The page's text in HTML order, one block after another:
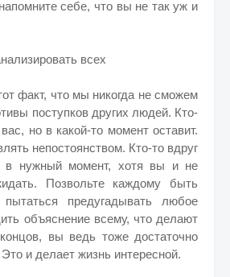
себе, что вы не так уж и
всех
факт, что мы никогда не сможем
поступков других людей. Кто-
но в какой-то момент оставит.
непостоянством. Кто-то вдруг
в нужный момент, хотя вы и не
Позвольте каждому быть
предугадывать любое
объяснение всему, что делают
вы ведь тоже достаточно
и делает жизнь интересной.